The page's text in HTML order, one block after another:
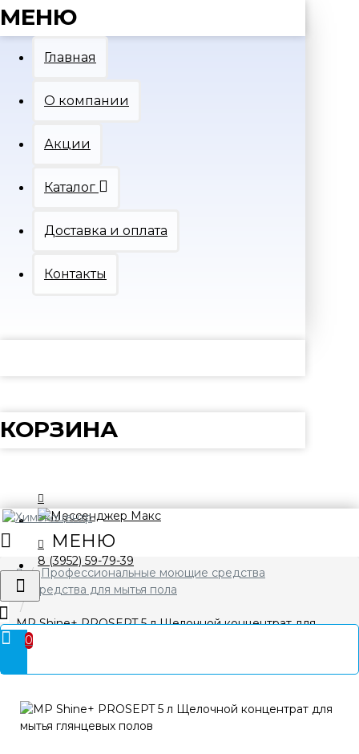
МЕНЮ
Главная
О компании
Акции
Каталог
Доставка и оплата
Контакты
КОРЗИНА
8 (3952) 59-79-39
0
Профессиональные моющие средства
Средства для мытья пола
MP Shine+ PROSEPT 5 л Щелочной концентрат для
мытья глянцевых полов